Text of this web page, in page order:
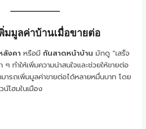
มมูลค่าบ้านเมื่อขายต่อ
ลังคา หรือมีกันสาดหน้าบ้าน มักดู “เสร็จ
ทำให้เพิ่มความน่าสนใจและช่วยให้ขายต่อ
ารถเพิ่มมูลค่าขายต่อได้หลายหมื่นบาท โดย
น์โฮมในเมือง